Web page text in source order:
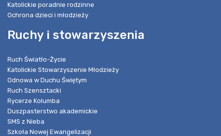
Katolickie poradnie rodzinne
Ochrona dzieci i młodzieży
Ruchy i stowarzyszenia
Ruch Światło-Życie
Katolickie Stowarzyszenie Młodzieży
Odnowa w Duchu Świętym
Ruch Szensztacki
Rycerze Kolumba
Duszpasterstwo akademickie
SMS z Nieba
Szkoła Nowej Ewangelizacji